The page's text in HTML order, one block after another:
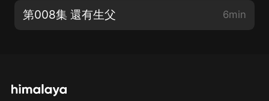
第008集 還有生父 6min